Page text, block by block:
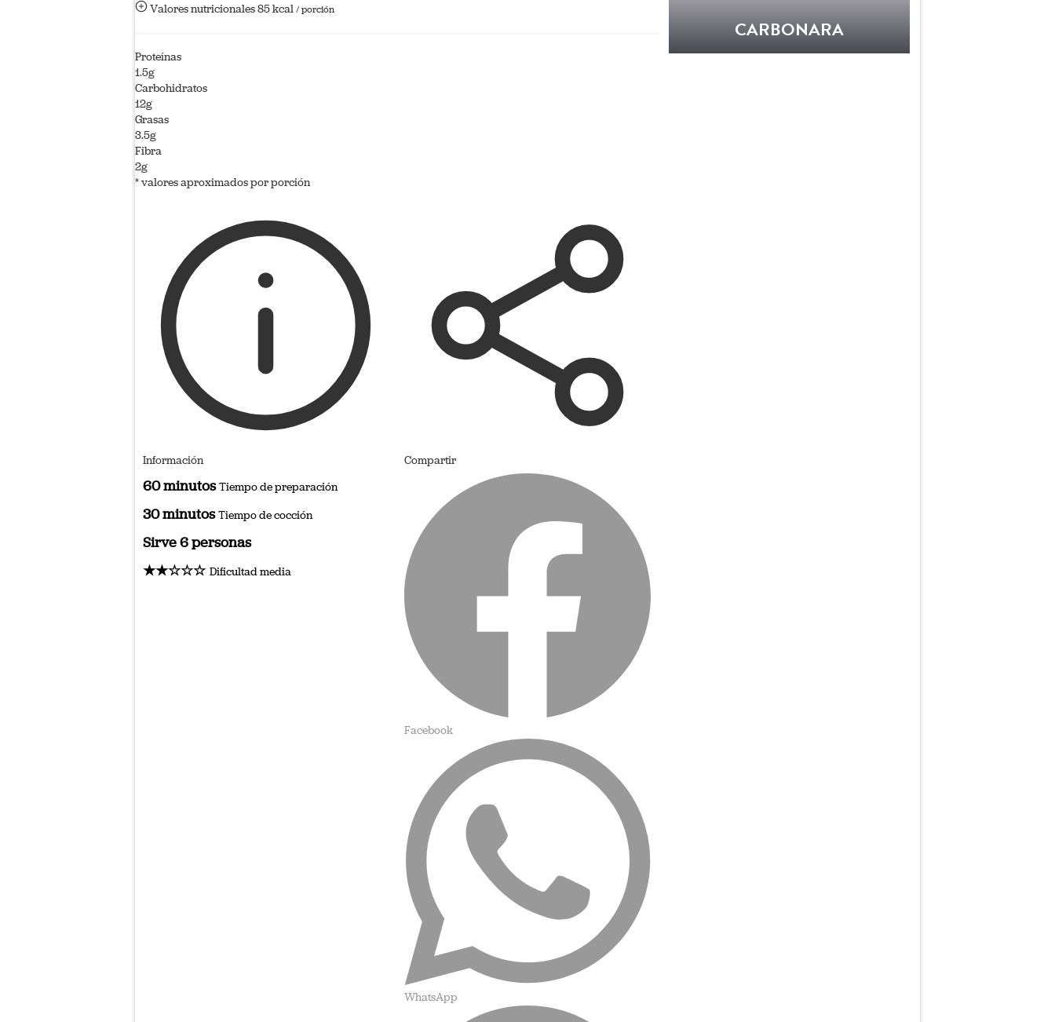
Valores nutricionales85 kcal/ porción
Proteínas
1.5g
Carbohidratos
12g
Grasas
3.5g
Fibra
2g
* valores aproximados por porción
Información
60 minutosTiempo de preparación
30 minutosTiempo de cocción
Sirve 6 personas
★★☆☆☆ Dificultad media
Compartir
Facebook
WhatsApp
CARBONARA